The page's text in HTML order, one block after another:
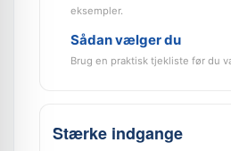
eksempler.
Sådan vælger du
Brug en praktisk tjekliste før du
Stærke indgange